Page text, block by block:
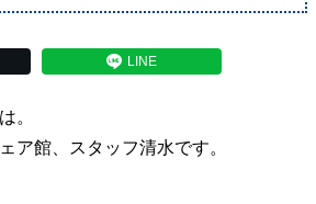
LINE
。
ア館、スタッフ清水です。